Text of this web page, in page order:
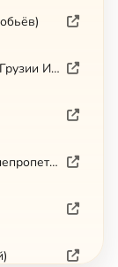
Солнечная ночь (Патриарх всея Грузии Илий II)
Путь миссионера (митрополит Днепропетровский и Павлоградский Ириней)